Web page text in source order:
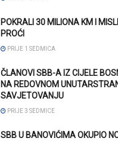
POKRALI 30 MILIONA KM I
PROĆI
PRIJE 1 SEDMICA
ČLANOVI SBB-A IZ CIJELE
NA REDOVNOM
SAVJETOVANJU
PRIJE 3 SEDMICE
SBB U BANOVIĆIMA OKUPIO